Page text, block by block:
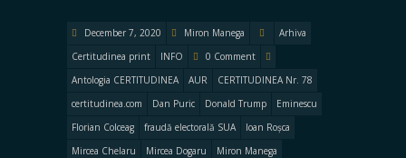
December 7, 2020 Miron Manega
Arhiva
Certitudinea print
INFO
0 Comment
Antologia CERTITUDINEA
AUR
CERTITUDINEA Nr. 78
certitudinea.com
Dan Puric Donald Trump
Eminescu
Florian Colceag
fraudă electorală SUA
Ioan Roșca
Mircea Chelaru
Mircea Dogaru
Miron Manega